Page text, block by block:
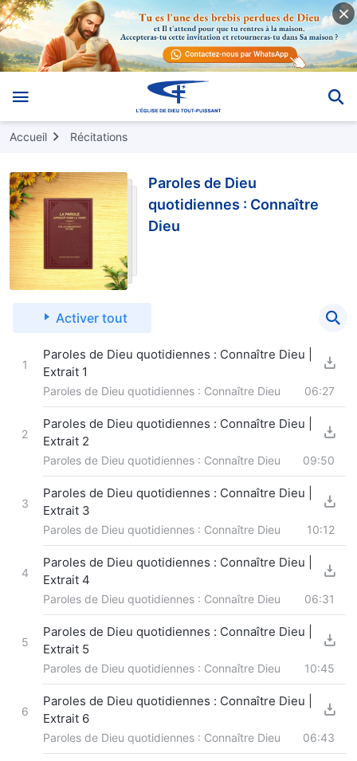
Accueil Récitations
Paroles de Dieu
quotidiennes : Connaître
Dieu
Activer tout
1
Paroles de Dieu quotidiennes : Connaître Dieu |
Extrait 1
Paroles de Dieu quotidiennes : Connaître Dieu 06:27
2
Paroles de Dieu quotidiennes : Connaître Dieu |
Extrait 2
Paroles de Dieu quotidiennes : Connaître Dieu 09:50
3
Paroles de Dieu quotidiennes : Connaître Dieu |
Extrait 3
Paroles de Dieu quotidiennes : Connaître Dieu 10:12
4
Paroles de Dieu quotidiennes : Connaître Dieu |
Extrait 4
Paroles de Dieu quotidiennes : Connaître Dieu 06:31
5
Paroles de Dieu quotidiennes : Connaître Dieu |
Extrait 5
Paroles de Dieu quotidiennes : Connaître Dieu 10:45
6
Paroles de Dieu quotidiennes : Connaître Dieu |
Extrait 6
Paroles de Dieu quotidiennes : Connaître Dieu 06:43